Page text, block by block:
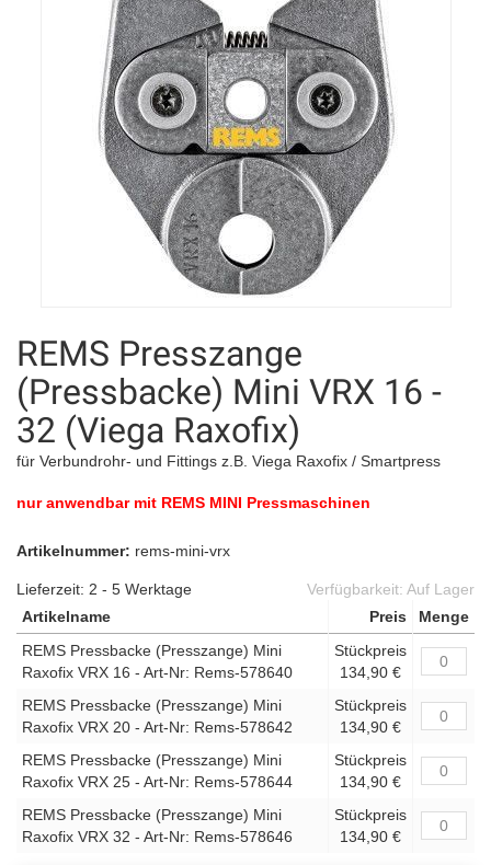
REMS Presszange
(Pressbacke) Mini VRX 16 -
32 (Viega Raxofix)
für Verbundrohr- und Fittings z.B. Viega Raxofix / Smartpress
nur anwendbar mit REMS MINI Pressmaschinen
Artikelnummer: rems-mini-vrx
Verfügbarkeit: Auf Lager
Lieferzeit: 2 - 5 Werktage
Artikelname
Preis
Menge
REMS Pressbacke (Presszange) Mini
Raxofix VRX 16 - Art-Nr: Rems-578640
Stückpreis
134,90 €
REMS Pressbacke (Presszange) Mini
Raxofix VRX 20 - Art-Nr: Rems-578642
Stückpreis
134,90 €
REMS Pressbacke (Presszange) Mini
Raxofix VRX 25 - Art-Nr: Rems-578644
Stückpreis
134,90 €
REMS Pressbacke (Presszange) Mini
Raxofix VRX 32 - Art-Nr: Rems-578646
Stückpreis
134,90 €